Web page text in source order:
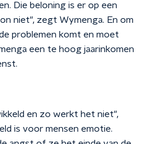
Die beloning is er op een
niet", zegt Wymenga. En om
problemen komt en moet
een te hoog jaarinkomen
en zo werkt het niet",
is voor mensen emotie.